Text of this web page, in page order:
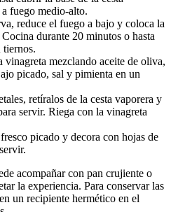
fuego medio-alto.
reduce el fuego a bajo y coloca la
durante 20 minutos o hasta
tiernos.
vinagreta mezclando aceite de oliva,
picado, sal y pimienta en un
retíralos de la cesta vaporera y
servir. Riega con la vinagreta
picado y decora con hojas de
acompañar con pan crujiente o
la experiencia. Para conservar las
un recipiente hermético en el